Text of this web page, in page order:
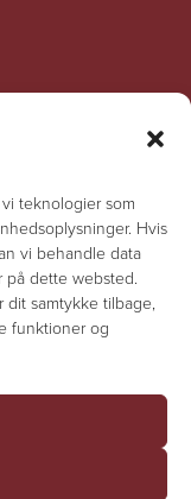
teknologier som
Hvis
vi behandle data
dette websted.
samtykke tilbage,
funktioner og